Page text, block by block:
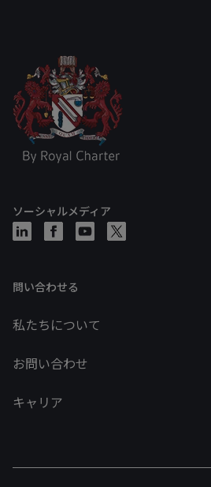
ソーシャルメディア
問い合わせる
私たちについて
お問い合わせ
キャリア